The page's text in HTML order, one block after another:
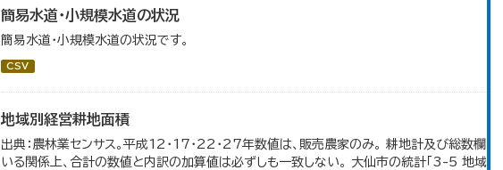
簡易水道・小規模水道の状況
簡易水道・小規模水道の状況です。
CSV
地域別経営耕地面積
出典：農林業センサス。平成12・17・22・27年数値は、販売農家のみ。 耕地計及び総数欄
いる関係上、合計の数値と内訳の加算値は必ずしも一致しない。 大仙市の統計「3-5 地域別